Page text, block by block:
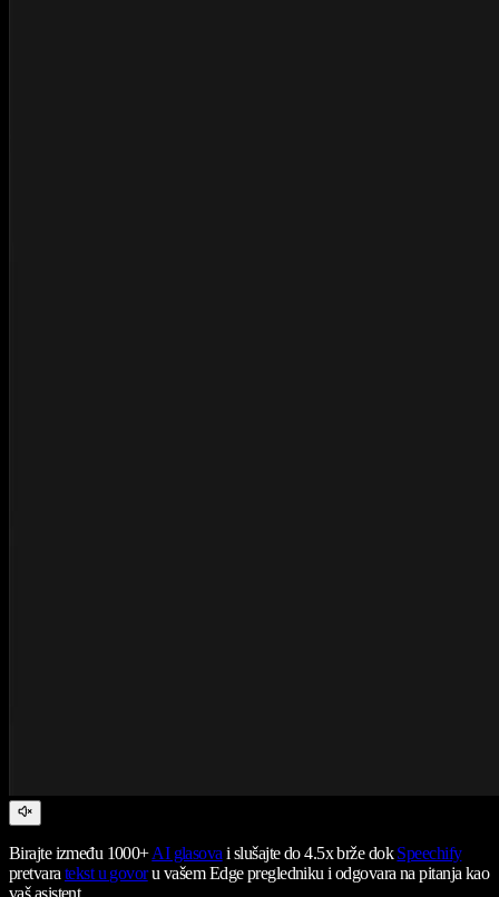
Birajte između 1000+AI glasova i slušajte do 4.5x brže dokSpeechify
pretvara tekst u govoru vašem Edge pregledniku i odgovara na pitanja kao
vaš asistent